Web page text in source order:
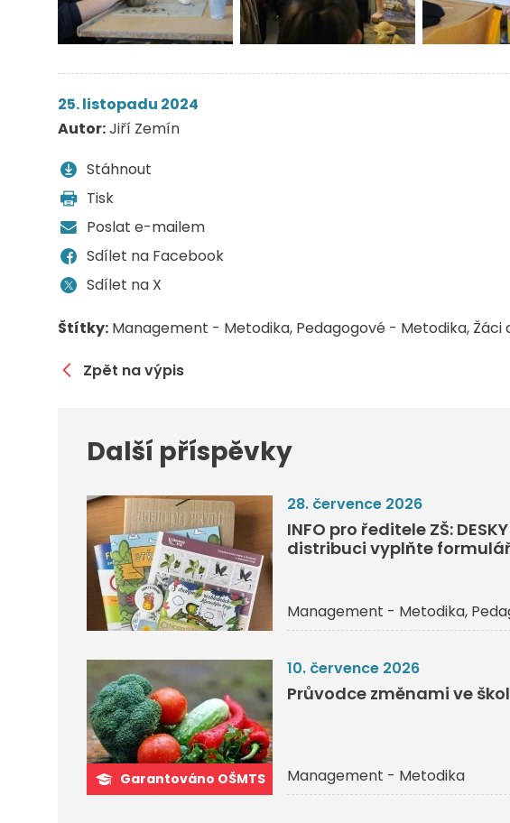
25. listopadu 2024
Autor:Jiří Zemín
Stáhnout
Tisk
Poslat e-mailem
Sdílet na Facebook
Sdílet na X
Štítky: Management - Metodika Pedagogové - Metodika Žáci
Zpět na výpis
Další příspěvky
28. července 2026
INFO pro ředitele ZŠ:
distribuci vyplňte formulář
Management - Metodika
Garantováno OŠMTS
10. července 2026
Průvodce změnami ve
Management - Metodika